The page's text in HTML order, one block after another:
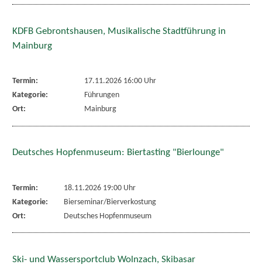
KDFB Gebrontshausen, Musikalische Stadtführung in
Mainburg
Termin:
17.11.2026 16:00 Uhr
Kategorie:
Führungen
Ort:
Mainburg
Deutsches Hopfenmuseum: Biertasting "Bierlounge"
Termin:
18.11.2026 19:00 Uhr
Kategorie:
Bierseminar/Bierverkostung
Ort:
Deutsches Hopfenmuseum
Ski- und Wassersportclub Wolnzach, Skibasar